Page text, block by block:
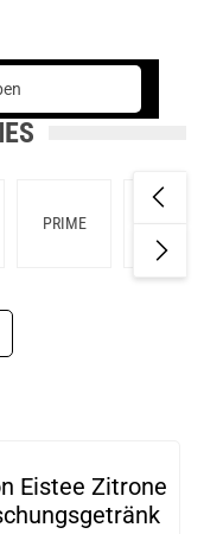
PRIME
VARIANTEN
Eistee Zitrone